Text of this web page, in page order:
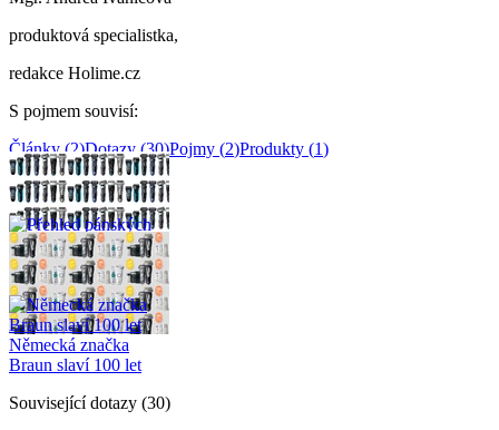
produktová specialistka,
redakce Holime.cz
S pojmem souvisí:
Články (2)Dotazy (30)Pojmy (2)Produkty (1)
Související články(2)
Přehled pánských
holicích strojků Braun
Německá značka
Braun slaví 100 let
Související dotazy (30)